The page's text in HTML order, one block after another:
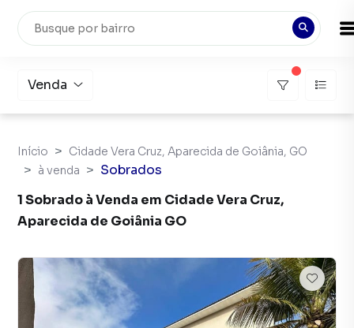
Venda
Início
Cidade Vera Cruz, Aparecida de Goiânia, GO
à venda
Sobrados
1 Sobrado à Venda em Cidade Vera Cruz,
Aparecida de Goiânia GO